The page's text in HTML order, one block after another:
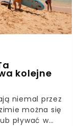
kolejne
niemal przez
można się
pływać w